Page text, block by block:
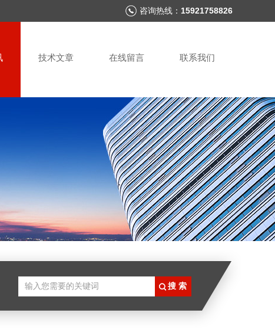
咨询热线： 15921758826
技术文章 在线留言 联系我们